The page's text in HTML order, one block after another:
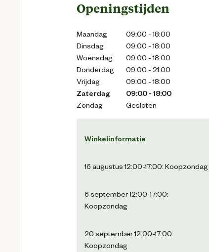
Openingstijden
Maandag
09:00 - 18:00
Dinsdag
09:00 - 18:00
Woensdag
09:00 - 18:00
Donderdag
09:00 - 21:00
Vrijdag
09:00 - 18:00
Zaterdag
09:00 - 18:00
Zondag
Gesloten
Winkelinformatie
16 augustus 12:00-17:00: Koopzondag
6 september 12:00-17:00:
Koopzondag
20 september 12:00-17:00:
Koopzondag